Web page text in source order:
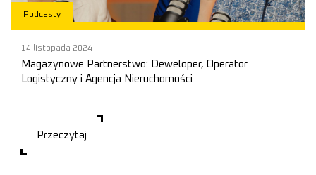
Podcasty
14 listopada 2024
Magazynowe Partnerstwo: Deweloper, Operator
Logistyczny i Agencja Nieruchomości
magazynu: dewelopera, operatora log
Przeczytaj